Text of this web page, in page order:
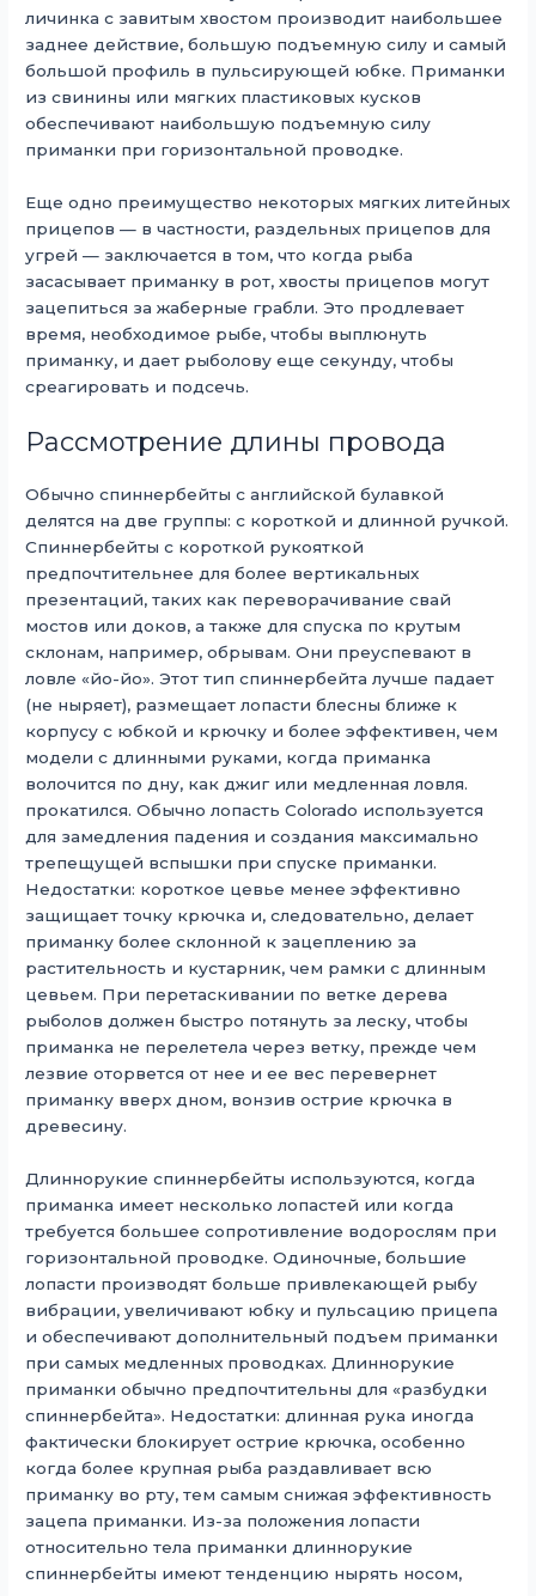
личинка с завитым хвостом производит наибольшее
заднее действие, большую подъемную силу и самый
большой профиль в пульсирующей юбке. Приманки
из свинины или мягких пластиковых кусков
обеспечивают наибольшую подъемную силу
приманки при горизонтальной проводке.
Еще одно преимущество некоторых мягких литейных
прицепов — в частности, раздельных прицепов для
угрей — заключается в том, что когда рыба
засасывает приманку в рот, хвосты прицепов могут
зацепиться за жаберные грабли. Это продлевает
время, необходимое рыбе, чтобы выплюнуть
приманку, и дает рыболову еще секунду, чтобы
среагировать и подсечь.
Рассмотрение длины провода
Обычно спиннербейты с английской булавкой
делятся на две группы: с короткой и длинной ручкой.
Спиннербейты с короткой рукояткой
предпочтительнее для более вертикальных
презентаций, таких как переворачивание свай
мостов или доков, а также для спуска по крутым
склонам, например, обрывам. Они преуспевают в
ловле «йо-йо». Этот тип спиннербейта лучше падает
(не ныряет), размещает лопасти блесны ближе к
корпусу с юбкой и крючку и более эффективен, чем
модели с длинными руками, когда приманка
волочится по дну, как джиг или медленная ловля.
прокатился. Обычно лопасть Colorado используется
для замедления падения и создания максимально
трепещущей вспышки при спуске приманки.
Недостатки: короткое цевье менее эффективно
защищает точку крючка и, следовательно, делает
приманку более склонной к зацеплению за
растительность и кустарник, чем рамки с длинным
цевьем. При перетаскивании по ветке дерева
рыболов должен быстро потянуть за леску, чтобы
приманка не перелетела через ветку, прежде чем
лезвие оторвется от нее и ее вес перевернет
приманку вверх дном, вонзив острие крючка в
древесину.
Длиннорукие спиннербейты используются, когда
приманка имеет несколько лопастей или когда
требуется большее сопротивление водорослям при
горизонтальной проводке. Одиночные, большие
лопасти производят больше привлекающей рыбу
вибрации, увеличивают юбку и пульсацию прицепа
и обеспечивают дополнительный подъем приманки
при самых медленных проводках. Длиннорукие
приманки обычно предпочтительны для «разбудки
спиннербейта». Недостатки: длинная рука иногда
фактически блокирует острие крючка, особенно
когда более крупная рыба раздавливает всю
приманку во рту, тем самым снижая эффективность
зацепа приманки. Из-за положения лопасти
относительно тела приманки длиннорукие
спиннербейты имеют тенденцию нырять носом,